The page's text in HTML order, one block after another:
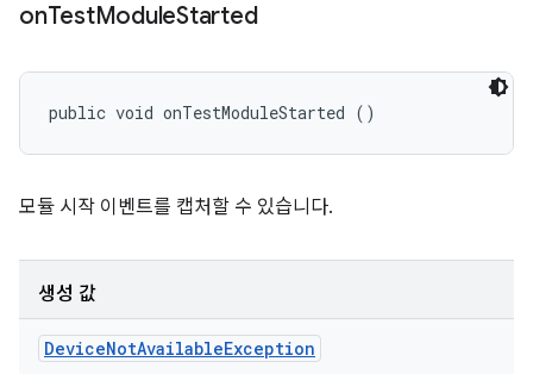
onTestModuleStarted
public void onTestModuleStarted ()
모듈 시작 이벤트를 캡처할 수 있습니다.
생성 값
DeviceNotAvailableException